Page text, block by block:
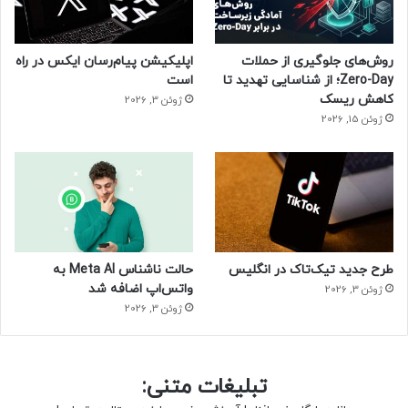
– رایگان و متن‌باز بودن (open source)
– ادغام آسان با سایر زبان‌های برنامه نویسی
– شی گرا بودن
مزایای زبان برنامه نویسی پایتون نسبت به معایب آن بسیار
بیشتر است و همین موضوع منجر به محبوبیت این زبان برنامه
معایب زبان پایتون
– سرعت کم
– مصرف ناکارآمد حافظه
– لایه‌های ابتدایی برای دسترسی به دیتابیس
روش‌های جلوگیری از حملات
Zero-Day؛ از شناسایی تهدید تا
کاهش ریسک
ژوئن 15, 2026
اپلیکیشن پیام‌رسان ایکس در راه
است
ژوئن 3, 2026
طرح جدید تیک‌تاک در انگلیس
ژوئن 3, 2026
حالت ناشناس Meta AI به
واتس‌اپ اضافه شد
ژوئن 3, 2026
تبلیغات متنی: